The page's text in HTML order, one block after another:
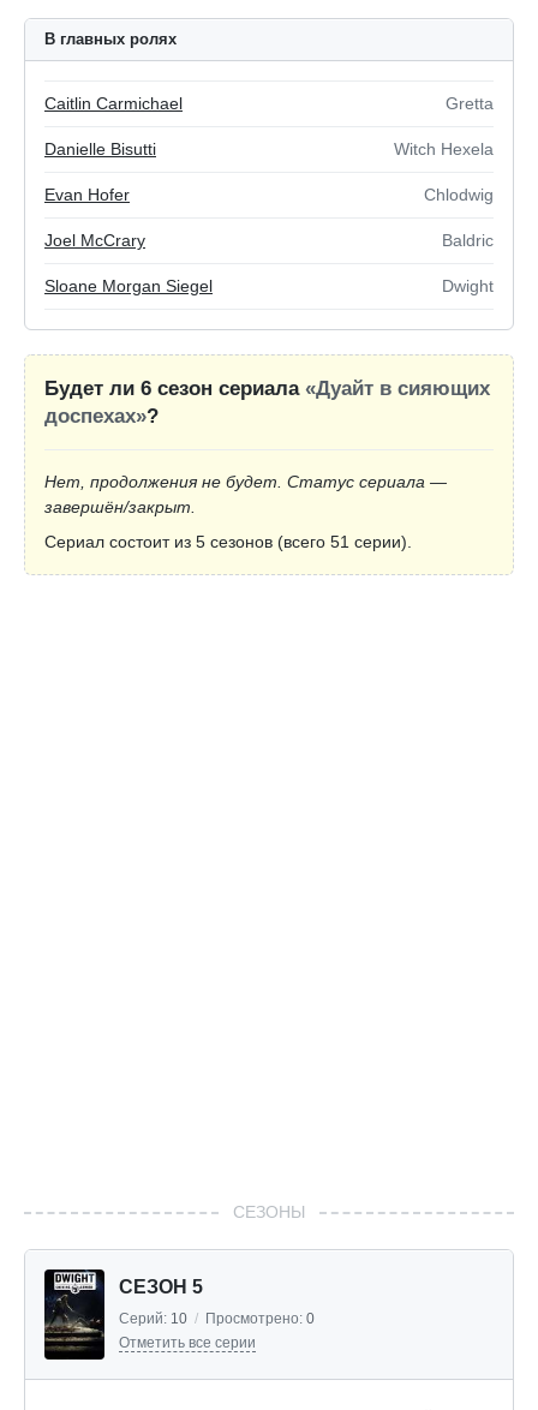
В главных ролях
Caitlin Carmichael Gretta
Danielle Bisutti Witch Hexela
Evan Hofer Chlodwig
Joel McCrary Baldric
Sloane Morgan Siegel Dwight
Будет ли 6 сезон сериала «Дуайт в сияющих
доспехах»?
Нет, продолжения не будет. Статус сериала —
завершён/закрыт.
Сериал состоит из 5 сезонов (всего 51 серии).
СЕЗОНЫ
СЕЗОН 5
Серий: 10 / Просмотрено: 0
Отметить все серии